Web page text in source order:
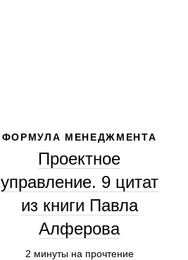
ФОРМУЛА МЕНЕДЖМЕНТА
Проектное
управление. 9 цитат
из книги Павла
Алферова
2 минуты на прочтение